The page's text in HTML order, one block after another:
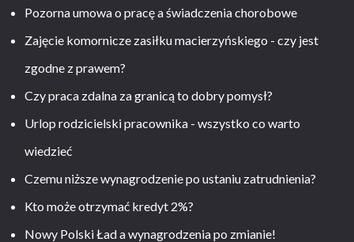
Pozorna umowa o pracę a świadczenia chorobowe
Zajęcie komornicze zasiłku macierzyńskiego - czy jest
zgodne z prawem?
Czy praca zdalna za granicą to dobry pomysł?
Urlop rodzicielski pracownika - wszystko co warto
wiedzieć
Czemu niższe wynagrodzenie po ustaniu zatrudnienia?
Kto może otrzymać kredyt 2%?
Nowy Polski Ład a wynagrodzenia po zmianie!